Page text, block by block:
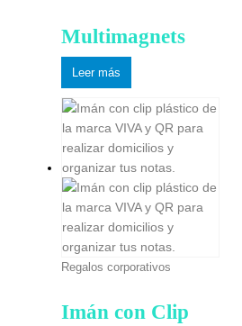
Multimagnets
Leer más
Regalos corporativos
Imán con Clip